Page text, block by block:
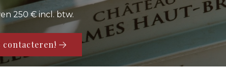
meer dan 500 bijzondere wijnen voor u klaar.